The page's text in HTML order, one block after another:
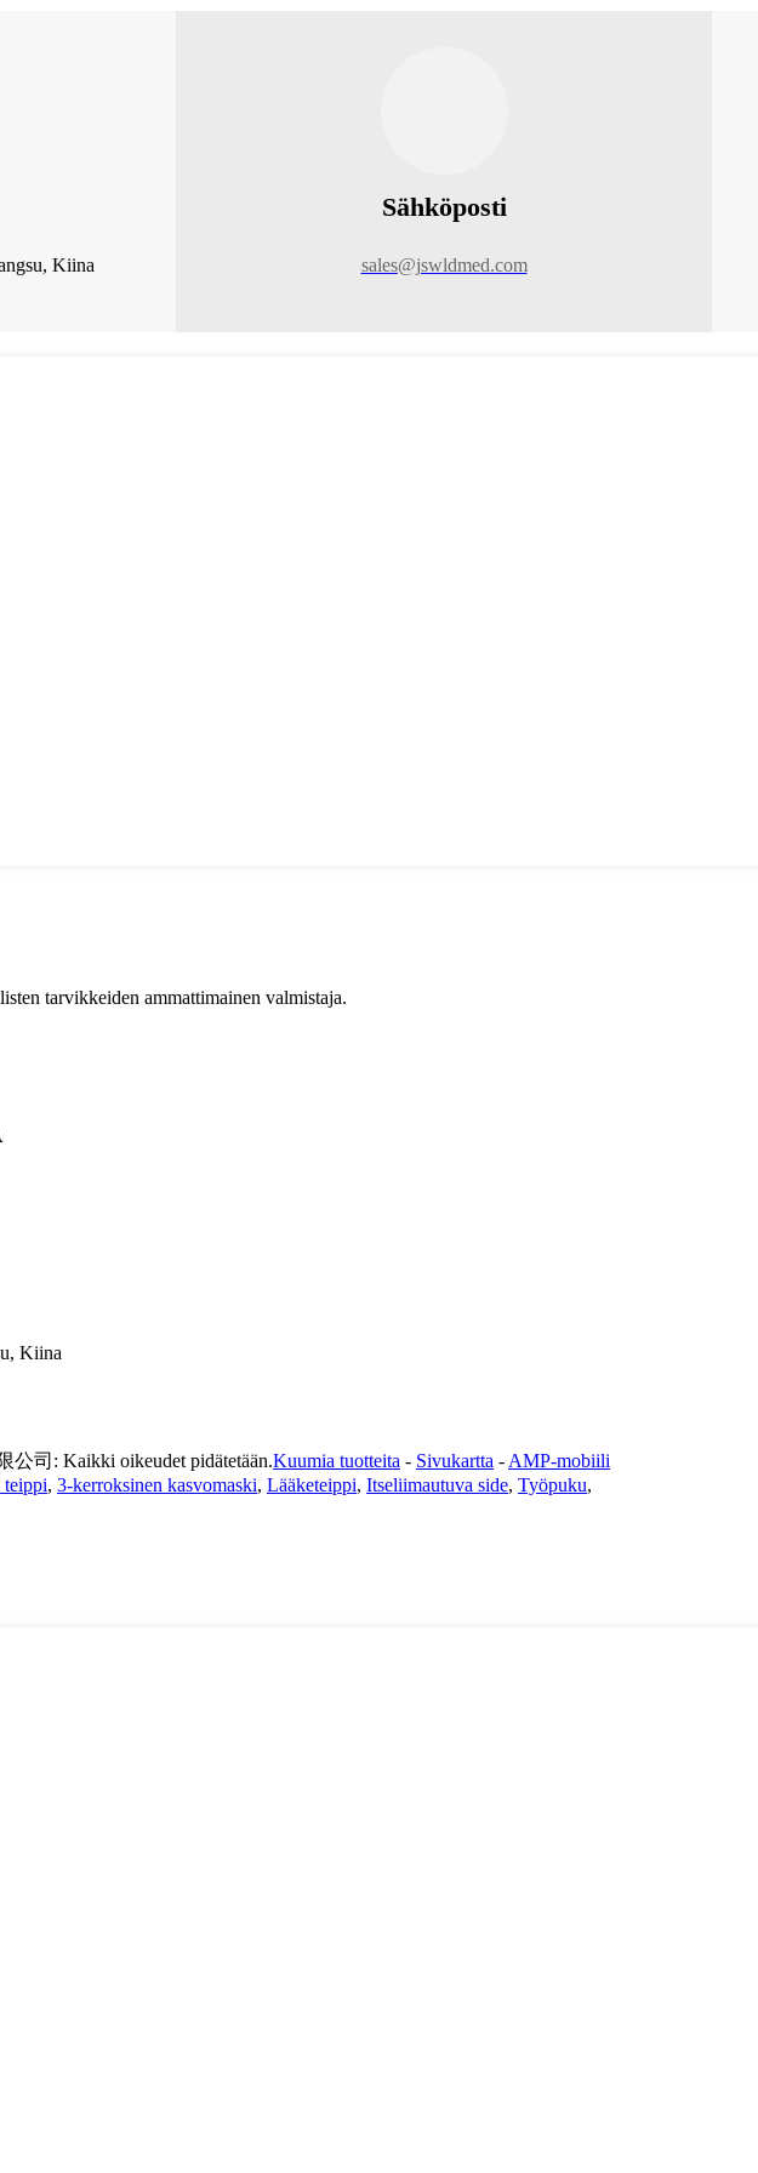
Kiina
Sähköposti
sales@jswldmed.com
tarvikkeiden ammattimainen valmistaja.
Kiina
司: Kaikki oikeudet pidätetään.Kuumia tuotteita - Sivukartta - AMP-mobiili
teippi, 3-kerroksinen kasvomaski, Lääketeippi, Itseliimautuva side, Työpuku,